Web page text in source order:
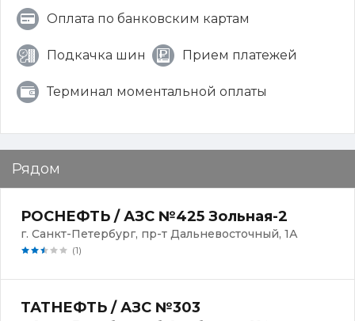
Оплата по банковским картам
Подкачка шин Прием платежей
Терминал моментальной оплаты
Рядом
РОСНЕФТЬ / АЗС №425 Зольная-2
г. Санкт-Петербург, пр-т Дальневосточный, 1А
(1)
ТАТНЕФТЬ / АЗС №303